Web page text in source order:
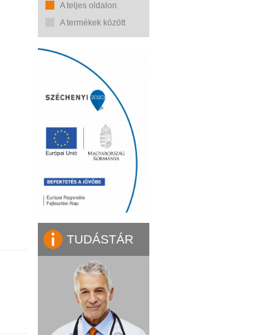
A teljes oldalon
A termékek között
TUDÁSTÁR